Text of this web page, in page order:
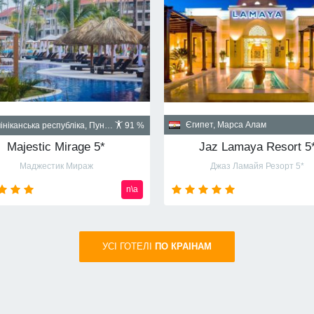
90 %
Шарм-эль-Шейх
Montazah Ras Nasrani Bay
usd
Куба, Гавана
Santa Isabel 5*
УСI ГОТЕЛІ ПО КРАIНАМ